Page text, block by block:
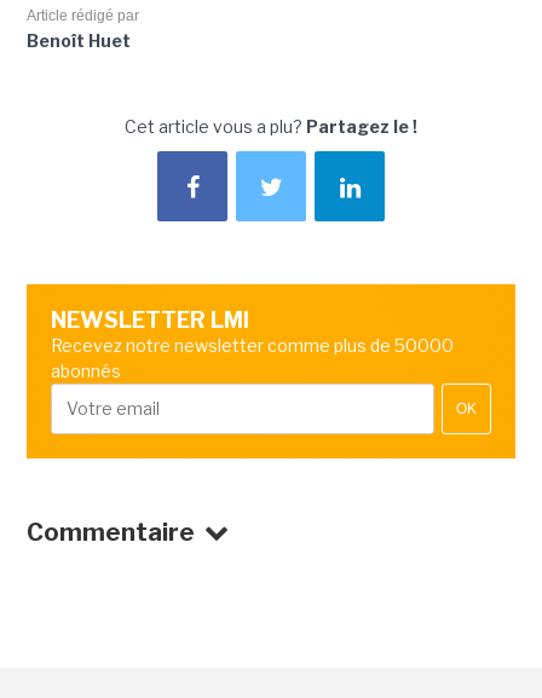
Article rédigé par
Benoît Huet
Cet article vous a plu? Partagez le !
NEWSLETTER LMI
Recevez notre newsletter comme plus de 50000
abonnés
OK
Commentaire